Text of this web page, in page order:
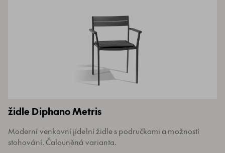
židle Diphano Metris
Moderní venkovní jídelní židle s područkami a možností
stohování. Čalouněná varianta.